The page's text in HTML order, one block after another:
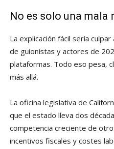
No es solo una mala
La explicación fácil sería
de guionistas y actores de
plataformas. Todo eso pesa,
más allá.
La oficina legislativa de
que el estado lleva dos
competencia creciente de
incentivos fiscales y costes